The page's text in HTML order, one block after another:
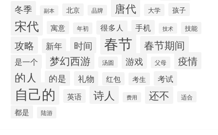
冬季 副本 北京 品牌 唐代 大学 孩子
宋代 寓意 年初 很多人 手机 技术 技能
攻略 新年 时间 春节 春节期间
是一个 梦幻西游 汤圆 游戏 父母 疫情
的人 的是 礼物 红包 考生 考试
自己的 英语 诗人 费用 还不 适合
都是 陆游